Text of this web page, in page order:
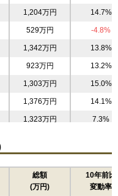
1,204万円 14.7%
529万円 -4.8%
1,342万円 13.8%
923万円 13.2%
1,303万円 15.0%
1,376万円 14.1%
1,323万円 7.3%
1,748万円 15.7%
1,413万円 14.6%
1,457万円 13.6%
総額
(万円)
10年前比
変動率